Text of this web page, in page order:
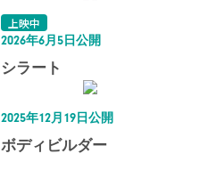
上映中
2026年6月5日公開
シラート
2025年12月19日公開
ボディビルダー